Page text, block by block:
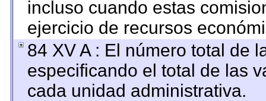
incluso cuando estas
ejercicio de recursos
84 XV A : El número total de
especificando el total de las
cada unidad administrativa.